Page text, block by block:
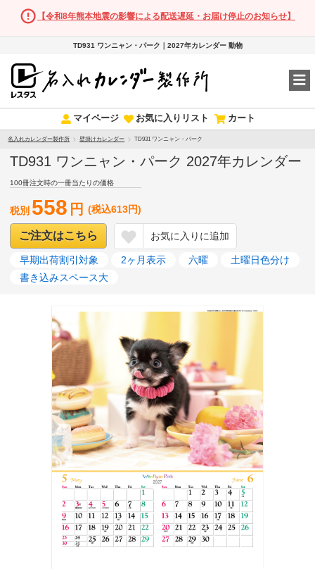
【令和8年熊本地震の影響による配送遅延・お届け停止のお知らせ】
TD931 ワンニャン・パーク｜2027年カレンダー 動物
マイページ お気に入りリスト カート
名入れカレンダー製作所 壁掛けカレンダー TD931 ワンニャン・パーク
TD931 ワンニャン・パーク 2027年カレンダー
100冊注文時の一冊当たりの価格
税別 558 円 (税込613円)
ご注文はこちら お気に入りに追加
早期出荷割引対象 2ヶ月表示 六曜
土曜日色分け
書き込みスペース大